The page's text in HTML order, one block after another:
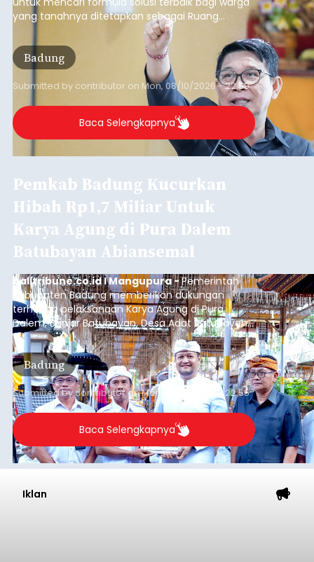
yang tanahnya ditetapkan sebagai Ruang
Terbuka Hijau (RTH) maupun Lahan Pertanian
Pangan Berkelanjutan (LP2B).
Badung
Submitted by contributor on Mon, 08/10/2026 - 22:59
Baca Selengkapnya
Pemkab Badung Kucurkan
Hibah Rp1,7 Miliar Untuk
Karya Agung di Pura Dalem
Batubayan Abiansemal
balitribune.co.id I Mangupura -Pemerintah
Kabupaten Badung memberikan dukungan
terhadap pelaksanaan Karya Agung di Pura
Dalem, Banjar Batubayan, Desa Adat Batubayan,
Kecamatan Abiansemal. Dukungan tersebut
diwujudkan melalui bantuan hibah sebesar Rp1,7
miliar dari Anggaran Induk Tahun 2026.
Badung
Submitted bycontributoronMon, 08/10/2026 - 22:55
Baca Selengkapnya
Iklan